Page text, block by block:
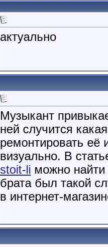
актуально
Музыкант
ней случится
ремонтировать её
визуально. В
stoit-li можно найти
брата был такой
в интернет-